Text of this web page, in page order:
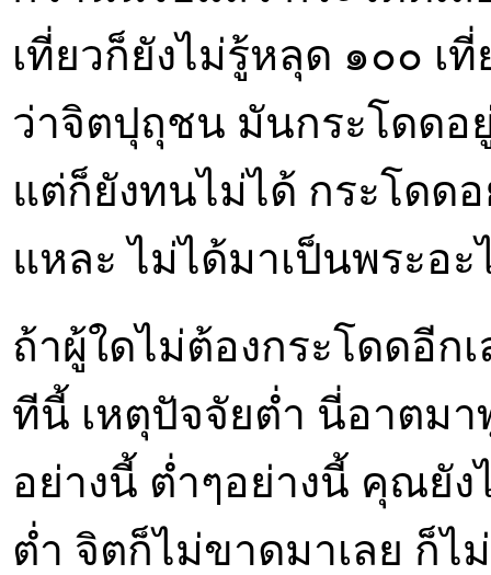
เที่ยวก็ยังไม่รู้หลุด ๑๐๐ เ
ว่าจิตปุถุชน มันกระโดดอ
แต่ก็ยังทนไม่ได้ กระโด
แหละ ไม่ได้มาเป็นพระอะ
ถ้าผู้ใดไม่ต้องกระโดดอีก
ทีนี้ เหตุปัจจัยต่ำ นี่อาตม
อย่างนี้ ต่ำๆอย่างนี้ คุณยั
ต่ำ จิตก็ไม่ขาดมาเลย ก็ไ